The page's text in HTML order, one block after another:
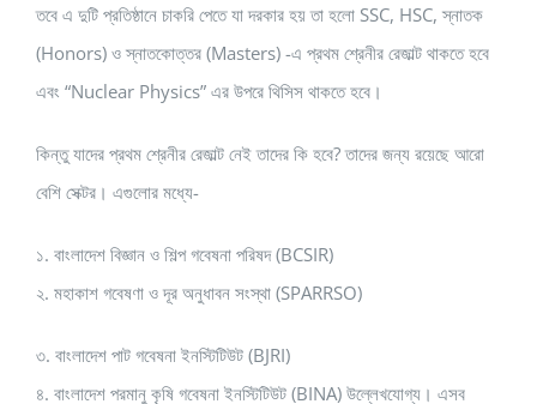
তবে এ দুটি প্রতিষ্ঠানে চাকরি পেতে যা দরকার হয় তা হলো SSC, HSC, স্নাতক
(Honors) ও স্নাতকোত্তর (Masters) -এ প্রথম শ্রেনীর রেজাল্ট থাকতে হবে
এবং “Nuclear Physics” এর উপরে থিসিস থাকতে হবে।
কিন্তু যাদের প্রথম শ্রেনীর রেজাল্ট নেই তাদের কি হবে? তাদের জন্য রয়েছে আরো
বেশি সেক্টর। এগুলোর মধ্যে-
১. বাংলাদেশ বিজ্ঞান ও শিল্প গবেষনা পরিষদ (BCSIR)
২. মহাকাশ গবেষণা ও দূর অনুধাবন সংস্থা (SPARRSO)
৩. বাংলাদেশ পাট গবেষনা ইনস্টিটিউট (BJRI)
৪. বাংলাদেশ পরমানু কৃষি গবেষনা ইনস্টিটিউট (BINA) উল্লেখযোগ্য। এসব